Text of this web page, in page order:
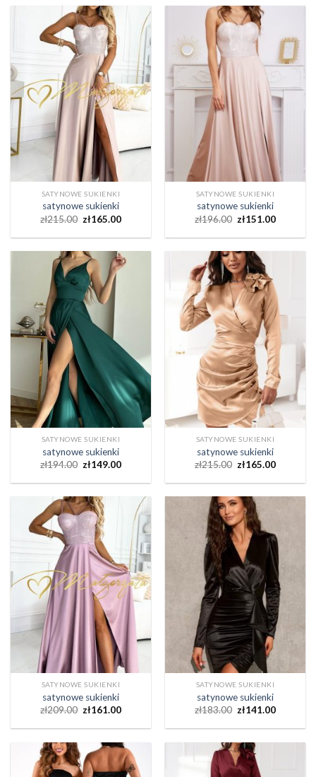
SATYNOWE SUKIENKI
satynowe sukienki
zł215.00 zł165.00
SATYNOWE SUKIENKI
satynowe sukienki
zł196.00 zł151.00
SATYNOWE SUKIENKI
satynowe sukienki
zł194.00 zł149.00
SATYNOWE SUKIENKI
satynowe sukienki
zł215.00 zł165.00
SATYNOWE SUKIENKI
satynowe sukienki
zł209.00 zł161.00
SATYNOWE SUKIENKI
satynowe sukienki
zł183.00 zł141.00